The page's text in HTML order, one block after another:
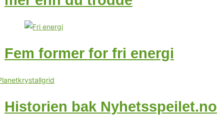
Fem former for fri energi
Historien bak Nyhetsspeilet.no